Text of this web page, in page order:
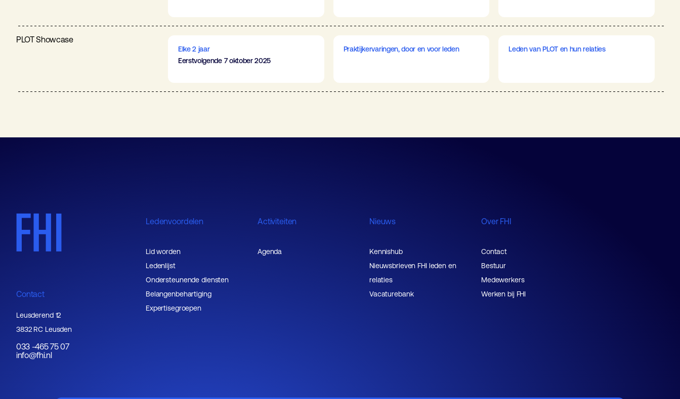
PLOT Showcase
Elke 2 jaar
Eerstvolgende 7 oktober 2025
Praktijkervaringen, door en voor leden Leden van PLOT en hun relaties
Contact
Leusderend 12
3832 RC Leusden
033 -465 75 07
info@fhi.nl
Ledenvoordelen
Lid worden
Ledenlijst
Ondersteunende diensten
Belangenbehartiging
Expertisegroepen
Activiteiten
Agenda
Nieuws
Kennishub
Nieuwsbrieven FHI leden en
relaties
Vacaturebank
Over FHI
Contact
Bestuur
Medewerkers
Werken bij FHI